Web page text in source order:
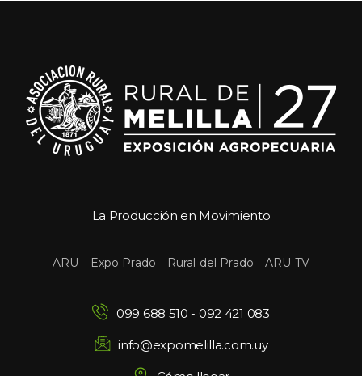
La Producción en Movimiento
ARU Expo Prado Rural del Prado ARU TV
099 688 510 - 092 421 083
info@expomelilla.com.uy